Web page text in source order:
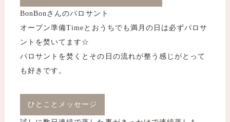
BonBonさんのパロサント
​​​​​​​オープン準備Timeとおうちでも満月の日は必ずパロサ
ントを焚いてます☆
パロサントを焚くとその日の流れが整う感じがとって
も好きです。
ひとことメッセージ